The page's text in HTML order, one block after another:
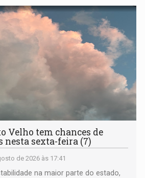
Velho tem chances de
nesta sexta-feira (7)
de 2026 às 17:41
na maior parte do estado,